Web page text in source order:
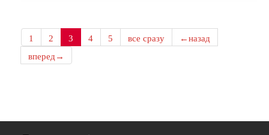
1 2 3 4 5 все сразу
←назад
вперед→